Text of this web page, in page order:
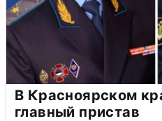
В Красноярском
главный пристав